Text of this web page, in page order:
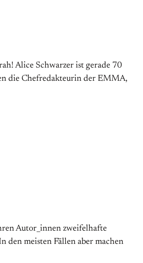
Alice Schwarzer ist gerade 70
die Chef­redak­teurin der EMMA,
Autor_innen zweifelhafte
den meisten Fällen aber machen